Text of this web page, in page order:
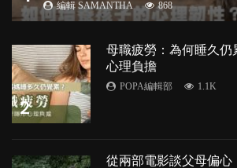
編輯 SAMANTHA 868
2
母職疲勞：為何睡久仍
心理負擔
POPA編輯部 1.1K
從兩部電影談父母偏心